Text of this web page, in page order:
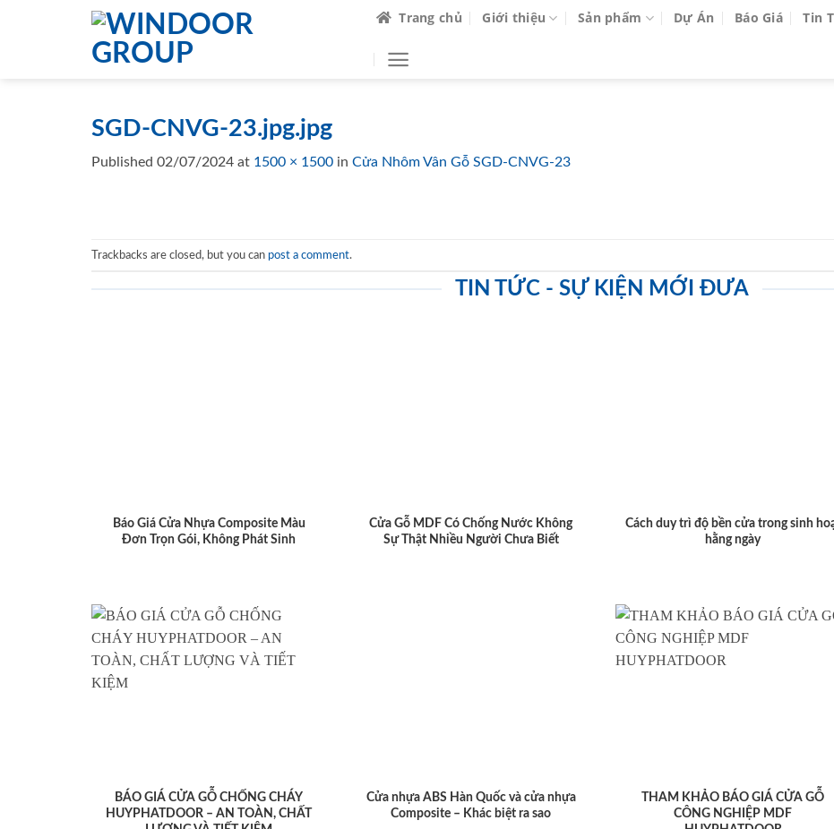
Trang chủ Giới thiệu Sản phẩm Dự Án Báo Giá Tin
SGD-CNVG-23.jpg.jpg
Published 02/07/2024 at 1500 × 1500 in Cửa Nhôm Vân Gỗ SGD-CNVG-23
Trackbacks are closed, but you can post a comment.
TIN TỨC - SỰ KIỆN MỚI ĐƯA
Báo Giá Cửa Nhựa Composite Màu
Đơn Trọn Gói, Không Phát Sinh
Cửa Gỗ MDF Có Chống Nước Không
Sự Thật Nhiều Người Chưa Biết
Cách duy trì độ bền cửa trong sinh
hằng ngày
BÁO GIÁ CỬA GỖ CHỐNG CHÁY
HUYPHATDOOR – AN TOÀN, CHẤT
Cửa nhựa ABS Hàn Quốc và cửa nhựa
Composite – Khác biệt ra sao
THAM KHẢO BÁO GIÁ CỬA GỖ
CÔNG NGHIỆP MDF